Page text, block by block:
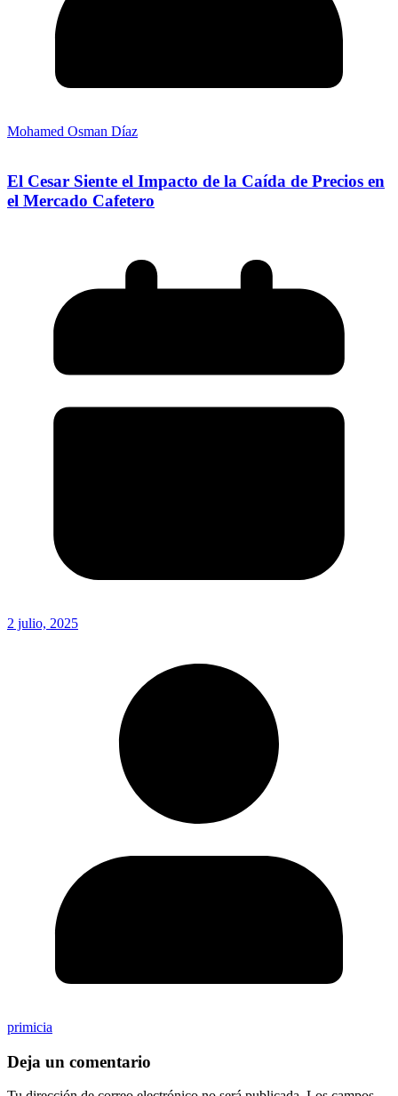
Mohamed Osman Díaz
El Cesar Siente el Impacto de la Caída de Precios en
el Mercado Cafetero
2 julio, 2025
primicia
Deja un comentario